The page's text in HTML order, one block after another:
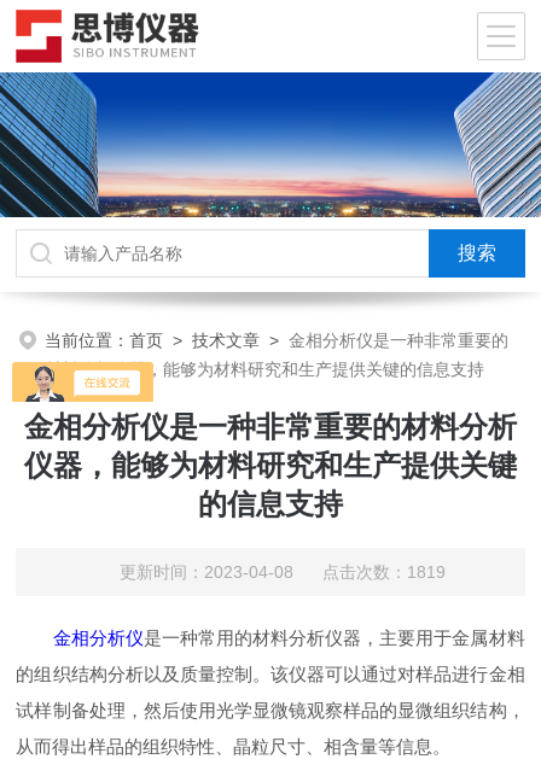
当前位置：首页 >技术文章 >金相分析仪是一种非常重要的
材料分析仪器，能够为材料研究和生产提供关键的信息支持
金相分析仪是一种非常重要的材料分析
仪器，能够为材料研究和生产提供关键
的信息支持
更新时间：2023-04-08 点击次数：1819
金相分析仪是一种常用的材料分析仪器，主要用于金属材料
的组织结构分析以及质量控制。该仪器可以通过对样品进行金相
试样制备处理，然后使用光学显微镜观察样品的显微组织结构，
从而得出样品的组织特性、晶粒尺寸、相含量等信息。